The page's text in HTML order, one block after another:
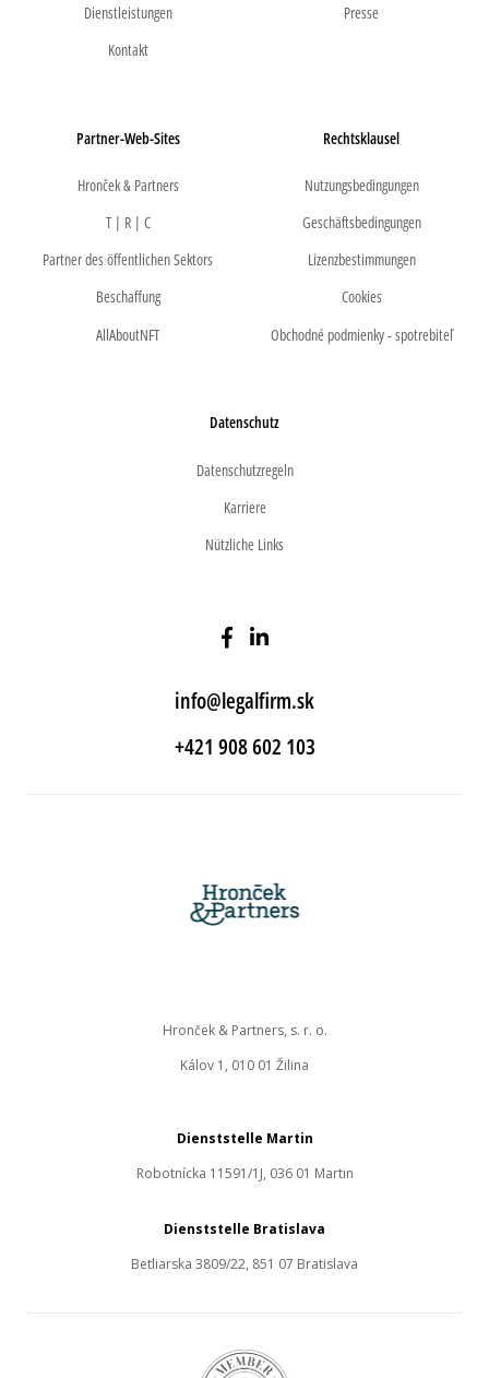
Dienstleistungen
Kontakt
Presse
Partner-Web-Sites
Hronček & Partners
T | R | C
Partner des öffentlichen Sektors
Beschaffung
AllAboutNFT
Rechtsklausel
Nutzungsbedingungen
Geschäftsbedingungen
Lizenzbestimmungen
Cookies
Obchodné podmienky - spotrebiteľ
Datenschutz
Datenschutzregeln
Karriere
Nützliche Links
info@legalfirm.sk
+421 908 602 103
Dienststelle Martin
Robotnícka 11591/1J, 036 01 Martin
Hronček & Partners, s. r. o.
Kálov 1, 010 01 Žilina
Dienststelle Bratislava
Betliarska 3809/22, 851 07 Bratislava